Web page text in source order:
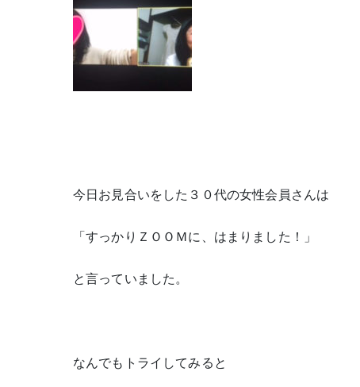
今日お見合いをした３０代の女性会員さんは
「すっかりＺＯＯＭに、はまりました！」
と言っていました。
なんでもトライしてみると